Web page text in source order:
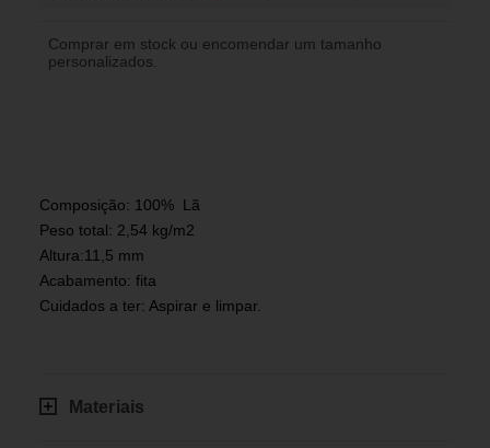
Comprar em stock ou encomendar um tamanho
personalizados.
Composição: 100% Lã
Peso total: 2,54 kg/m2
Altura:11,5 mm
Acabamento: fita
Cuidados a ter: Aspirar e limpar.
Materiais